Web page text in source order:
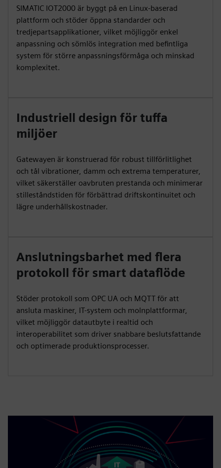
SIMATIC IOT2000 är byggt på en Linux-baserad
plattform och stöder öppna standarder och
tredjepartsapplikationer, vilket möjliggör enkel
anpassning och sömlös integration med befintliga
system för större anpassningsförmåga och minskad
komplexitet.
Industriell design för tuffa
miljöer
Gatewayen är konstruerad för robust tillförlitlighet
och tål vibrationer, damm och extrema temperaturer,
vilket säkerställer oavbruten prestanda och minimerar
stilleståndstiden för förbättrad driftskontinuitet och
lägre underhållskostnader.
Anslutningsbarhet med flera
protokoll för smart dataflöde
Stöder protokoll som OPC UA och MQTT för att
ansluta maskiner, IT-system och molnplattformar,
vilket möjliggör datautbyte i realtid och
interoperabilitet som driver snabbare beslutsfattande
och optimerade produktionsprocesser.